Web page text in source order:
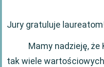
Jury gratuluje
Mamy nadzieję, że
tak wiele